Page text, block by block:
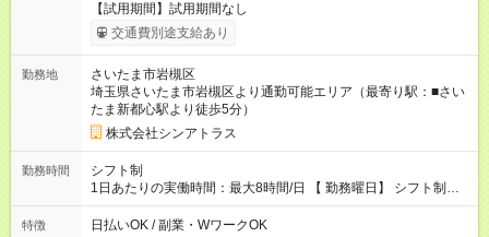
【試用期間】試用期間なし
交通費別途支給あり
勤務地
さいたま市岩槻区
埼玉県さいたま市岩槻区より通勤可能エリア（最寄り駅：■さい
たま新都心駅より徒歩5分）
株式会社シンアトラス
勤務時間
シフト制
1日あたりの実働時間：最大8時間/日 【 勤務曜日】 シフト制
土日祝含む週５日勤務 【 勤務時間 】 ・ 9：00～20：00（実働
8h／休憩１h） ※残業ほとんどありません（残業代支給）
特徴 日払いOK / 副業・WワークOK